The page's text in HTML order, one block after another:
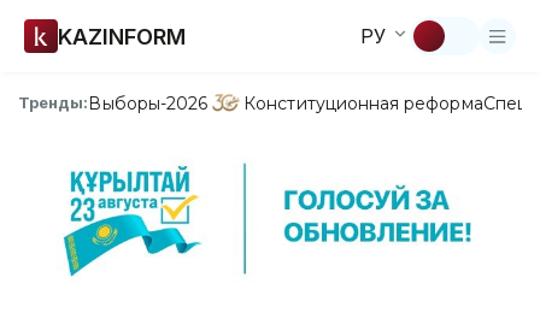
KAZINFORM РУ
Тренды:Выборы-2026 Конституционная реформа